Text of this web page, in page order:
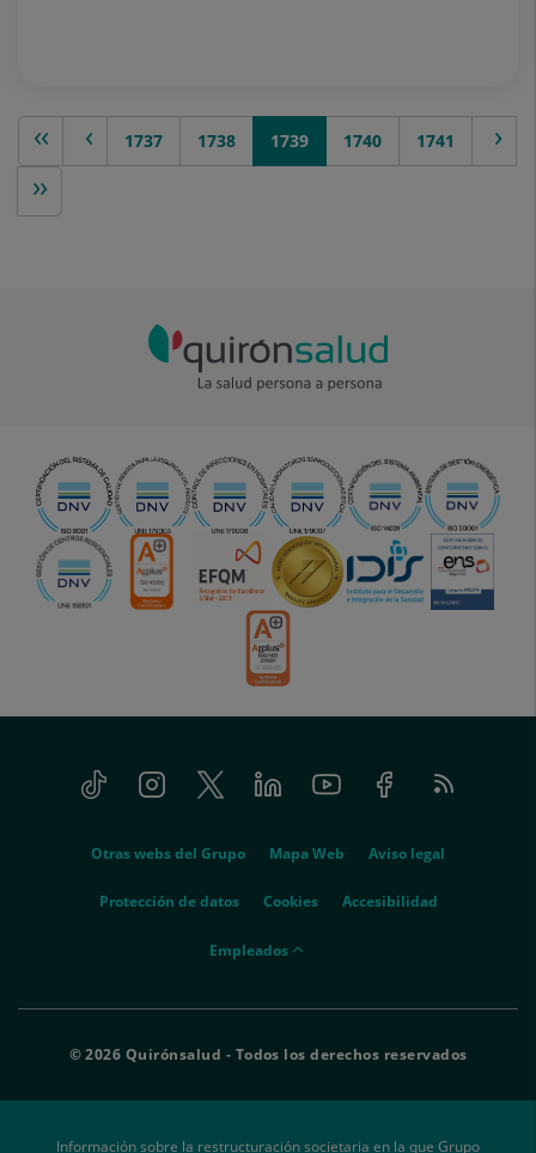
1737 1738 1739 1740 1741
siguiente >
Tiktok InstagramTwitter LinkedinYoutube FacebookFeed
RSS
Otras webs del Grupo Mapa Web Aviso legal
Protección de datos Cookies Accesibilidad
empleados
Empleados
© 2026 Quirónsalud - Todos los derechos reservados
Información sobre la restructuración societaria en la que Grupo